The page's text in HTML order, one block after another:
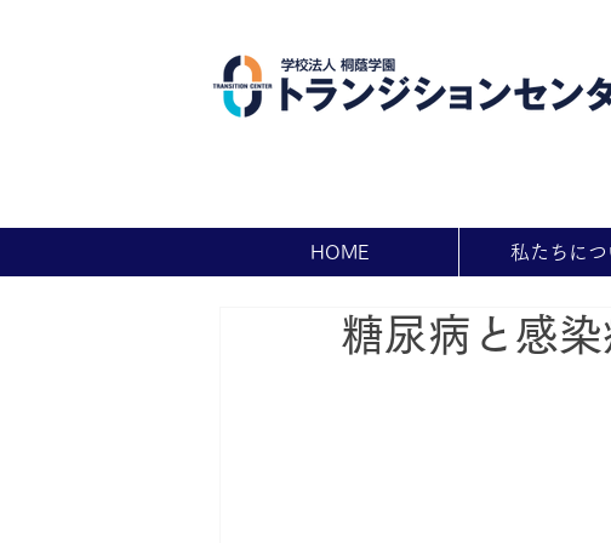
HOME 私たちにつ
糖尿病と感染